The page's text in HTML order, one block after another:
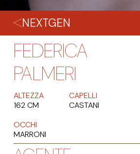
NEXTGEN
FEDERICA
PALMERI
ALTEZZA
162 CM
CAPELLI
CASTANI
OCCHI
MARRONI